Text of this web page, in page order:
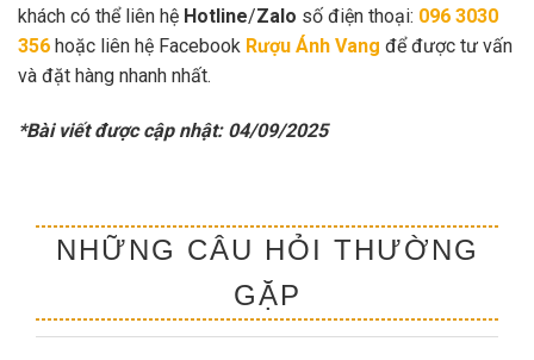
khách có thể liên hệ Hotline/Zalo số điện thoại: 096 3030
356 hoặc liên hệ Facebook Rượu Ánh Vang để được tư vấn
và đặt hàng nhanh nhất.
*Bài viết được cập nhật: 04/09/2025
NHỮNG CÂU HỎI THƯỜNG
GẶP